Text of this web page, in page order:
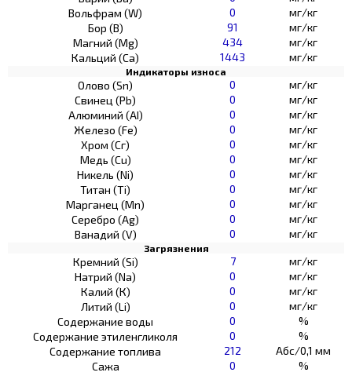
Вольфрам (W)
0
мг/кг
Бор (В)
91
мг/кг
Магний (Mg)
434
мг/кг
Кальций (Са)
1443 мг/кг
Индикаторы износа
Олово (Sn) 0
мг/кг
Свинец (Pb)
0
мг/кг
Алюминий (AI)
0
мг/кг
Железо (Fe)
0
мг/кг
Хром (Сг)
0
мг/кг
Медь (Cu)
0
мг/кг
Никель (Ni)
0
мг/кг
Титан (Ti)
0
мг/кг
Марганец (Mn)
0
мг/кг
Серебро (Ag)
0
мг/кг
Ванадий (V)
0 мг/кг
Загрязнения
Кремний (Si) 7
мг/кг
Натрий (Na)
0
мг/кг
Калий (К)
0
мг/кг
Литий (Li)
0
мг/кг
Содержание воды
0
%
Содержание этиленгликоля
0
%
Содержание топлива
212
Абс/0,1 мм
Сажа
0
%